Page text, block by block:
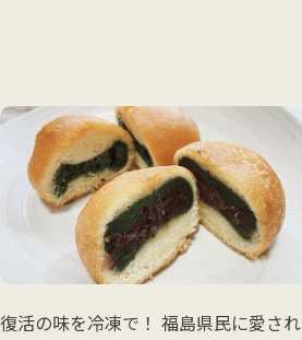
復活の味を冷凍で！ 福島県民に愛され